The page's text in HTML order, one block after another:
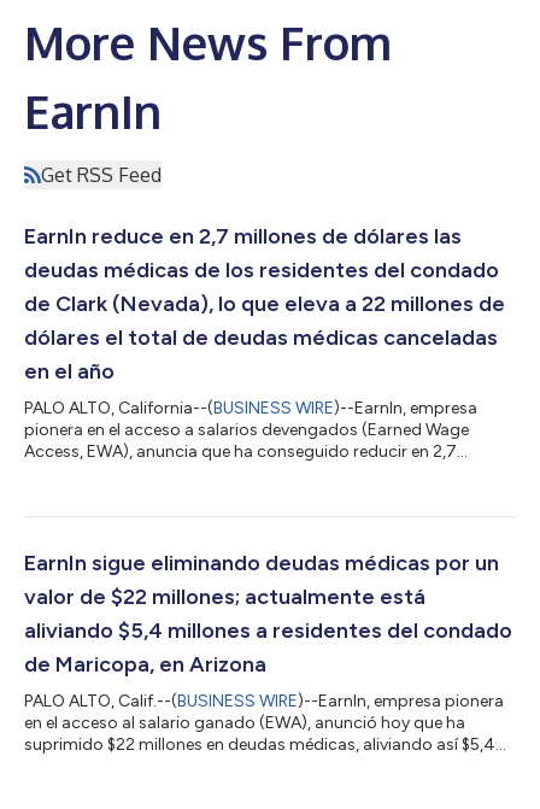
More News From
EarnIn
Get RSS Feed
EarnIn reduce en 2,7 millones de dólares las
deudas médicas de los residentes del condado
de Clark (Nevada), lo que eleva a 22 millones de
dólares el total de deudas médicas canceladas
en el año
PALO ALTO, California--(BUSINESS WIRE)--EarnIn, empresa
pionera en el acceso a salarios devengados (Earned Wage
Access, EWA), anuncia que ha conseguido reducir en 2,7
que es el condado con el cuarto mayor nivel de deudas
22 millones de dólares en deudas médicas. «En todo el país, y
especialmente en el condado de...
EarnIn sigue eliminando deudas médicas por un
valor de $22 millones; actualmente está
aliviando $5,4 millones a residentes del condado
de Maricopa, en Arizona
PALO ALTO, Calif.--(BUSINESS WIRE)--EarnIn, empresa pionera
en el acceso al salario ganado (EWA), anunció hoy que ha
suprimido $22 millones en deudas médicas, aliviando así $5,4